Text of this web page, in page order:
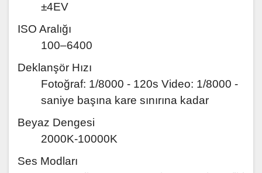
±4EV
ISO Aralığı
100–6400
Deklanşör Hızı
Fotoğraf: 1/8000 - 120s Video: 1/8000 -
saniye başına kare sınırına kadar
Beyaz Dengesi
2000K-10000K
Ses Modları